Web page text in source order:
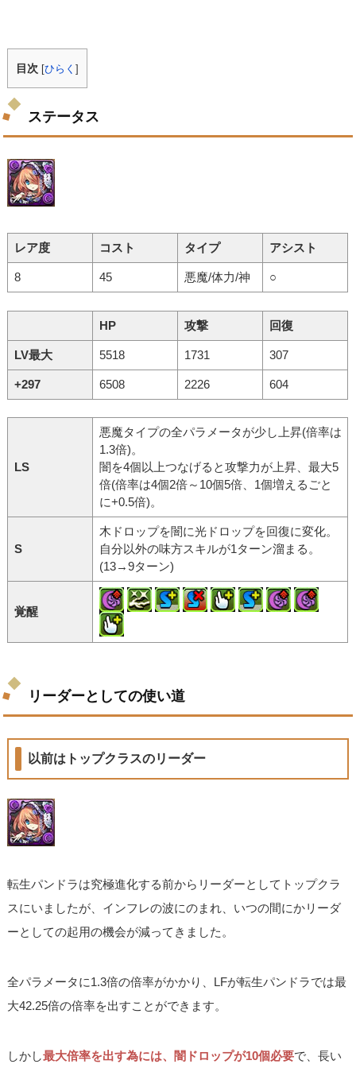
目次 [ひらく]
ステータス
レア度 コスト タイプ アシスト
8 45 悪魔/体力/神 ○
HP 攻撃 回復
LV最大 5518 1731 307
+297 6508 2226 604
LS
悪魔タイプの全パラメータが少し上昇(倍率は
1.3倍)。
闇を4個以上つなげると攻撃力が上昇、最大5
倍(倍率は4個2倍～10個5倍、1個増えるごと
に+0.5倍)。
S
木ドロップを闇に光ドロップを回復に変化。
自分以外の味方スキルが1ターン溜まる。
(13→9ターン)
覚醒
リーダーとしての使い道
以前はトップクラスのリーダー
転生パンドラは究極進化する前からリーダーとしてトップクラ
スにいましたが、インフレの波にのまれ、いつの間にかリーダ
ーとしての起用の機会が減ってきました。
全パラメータに1.3倍の倍率がかかり、LFが転生パンドラでは最
大42.25倍の倍率を出すことができます。
しかし最大倍率を出す為には、闇ドロップが10個必要で、長い